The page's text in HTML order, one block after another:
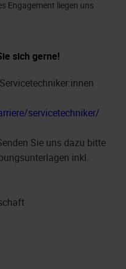
Engagement liegen uns
sich gerne!
servicetechniker/
Sie uns dazu bitte
inkl.